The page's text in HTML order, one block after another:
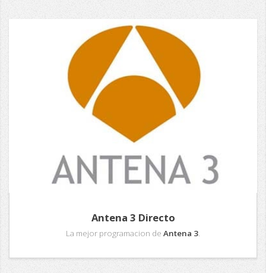
Antena 3 Directo
La mejor programacion de Antena 3.